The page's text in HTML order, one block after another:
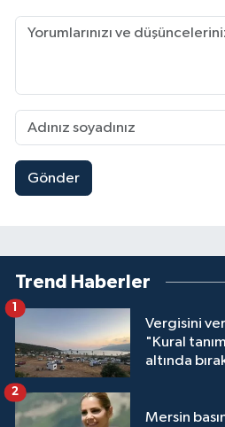
Gönder
Trend Haberler
Vergisini
"Kural
altında
1
Mersin
2